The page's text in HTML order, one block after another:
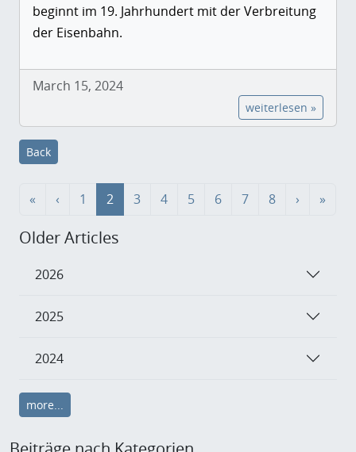
beginnt im 19. Jahrhundert mit der Verbreitung
der Eisenbahn.
March 15, 2024
weiterlesen »
Back
« ‹ 1 2 3 4 5 6 7 8 › »
Older Articles
2026
2025
2024
more...